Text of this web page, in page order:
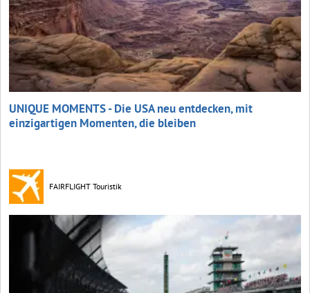
UNIQUE MOMENTS - Die USA neu entdecken, mit
einzigartigen Momenten, die bleiben
FAIRFLIGHT Touristik